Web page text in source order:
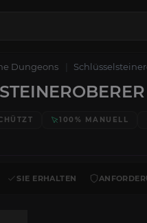
Dungeons
100% MANUELL
SIE ERHALTEN